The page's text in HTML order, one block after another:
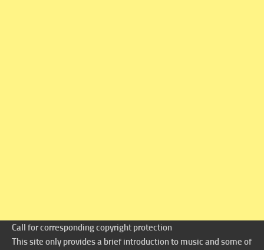
Call for corresponding copyright protection
This site only provides a brief introduction to music and some of